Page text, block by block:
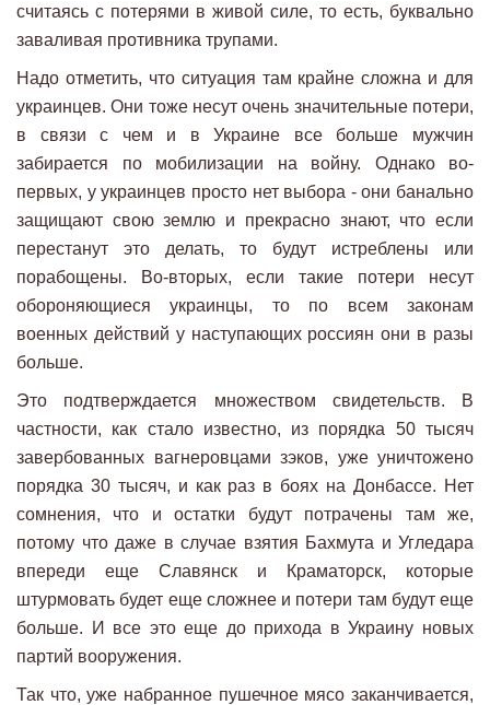
считаясь с потерями в живой силе, то есть, буквально
заваливая противника трупами.
Надо отметить, что ситуация там крайне сложна и для
украинцев. Они тоже несут очень значительные потери,
в связи с чем и в Украине все больше мужчин
забирается по мобилизации на войну. Однако во-
первых, у украинцев просто нет выбора - они банально
защищают свою землю и прекрасно знают, что если
перестанут это делать, то будут истреблены или
порабощены. Во-вторых, если такие потери несут
обороняющиеся украинцы, то по всем законам
военных действий у наступающих россиян они в разы
больше.
Это подтверждается множеством свидетельств. В
частности, как стало известно, из порядка 50 тысяч
завербованных вагнеровцами зэков, уже уничтожено
порядка 30 тысяч, и как раз в боях на Донбассе. Нет
сомнения, что и остатки будут потрачены там же,
потому что даже в случае взятия Бахмута и Угледара
впереди еще Славянск и Краматорск, которые
штурмовать будет еще сложнее и потери там будут еще
больше. И все это еще до прихода в Украину новых
партий вооружения.
Так что, уже набранное пушечное мясо заканчивается,